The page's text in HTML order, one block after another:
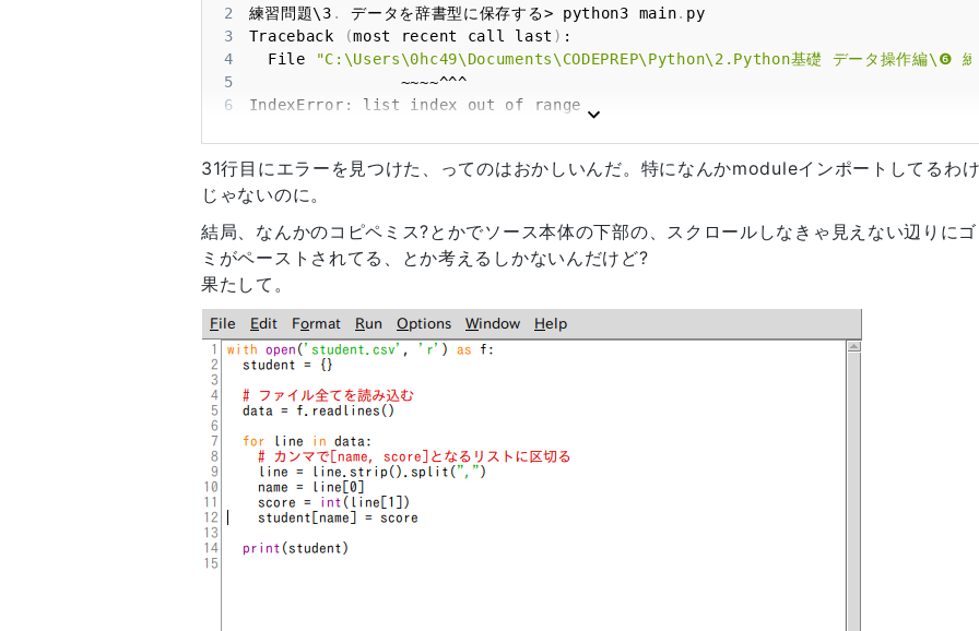
2
練習問題\3 . データを辞書型に保存する> python3 main.
3
Traceback (most recent call last )
4
  File
"C:\Users\0hc49\Documents\CODEPREP\Python\2.Python基礎 データ操作編\❻
5
6
31行目にエラーを見つけた、ってのはおかしいんだ。特になんかmoduleインポートしてるわ
じゃないのに。
結局、なんかのコピペミス?とかでソース本体の下部の、スクロールしなきゃ見えない辺りにゴ
ミがペーストされてる、とか考えるしかないんだけど?
果たして。